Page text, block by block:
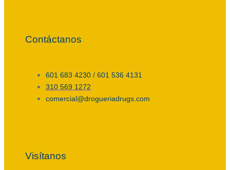
Contáctanos
601 683 4230 / 601 536 4131
310 569 1272
comercial@drogueriadrugs.com
Visítanos